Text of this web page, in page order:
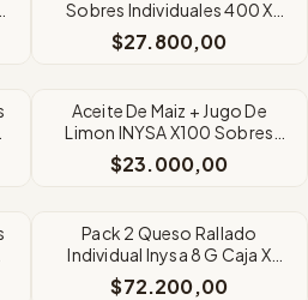
Sobres Individuales 400 X
8Grms
$27.800,00
Aceite De Maiz + Jugo De
Limon INYSA X100 Sobres
Individuales C/u
$23.000,00
Pack 2 Queso Rallado
Individual Inysa 8 G Caja X
100 Sobres
$72.200,00